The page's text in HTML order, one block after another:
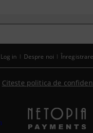
Log in Despre noi Înregistrare
Citeste politica de